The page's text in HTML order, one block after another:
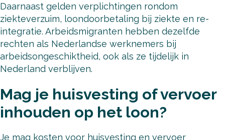
Daarnaast gelden verplichtingen rondom
ziekteverzuim, loondoorbetaling bij ziekte en re-
integratie. Arbeidsmigranten hebben dezelfde
rechten als Nederlandse werknemers bij
arbeidsongeschiktheid, ook als ze tijdelijk in
Nederland verblijven.
Mag je huisvesting of vervoer
inhouden op het loon?
Je mag kosten voor huisvesting en vervoer